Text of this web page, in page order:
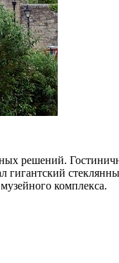
решений.
комплекса.